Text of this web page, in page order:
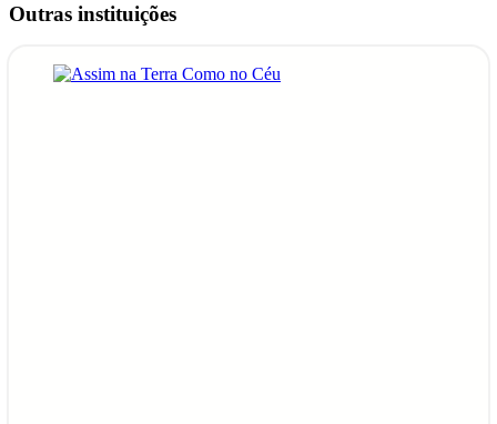
Outras instituições